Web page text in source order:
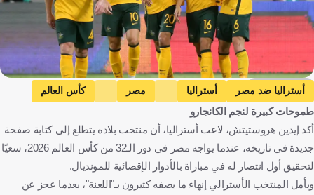
Getty Images
أستراليا ضد مصر أستراليا مصر
كأس العالم
أجدين هروستيك
أستراليا
طموحات كبيرة لنجم الكانجارو
أكد إيدين هروستيتش، لاعب أستراليا، أن منتخب بلاده يتطلع إلى كتابة صفحة
جديدة في تاريخه، عندما يواجه مصر في دور الـ32 من كأس العالم 2026، سعيًا
لتحقيق أول انتصار له في مباراة بالأدوار الإقصائية للمونديال.
ويأمل المنتخب الأسترالي إنهاء ما يصفه كثيرون بـ"اللعنة"، بعدما عجز عن